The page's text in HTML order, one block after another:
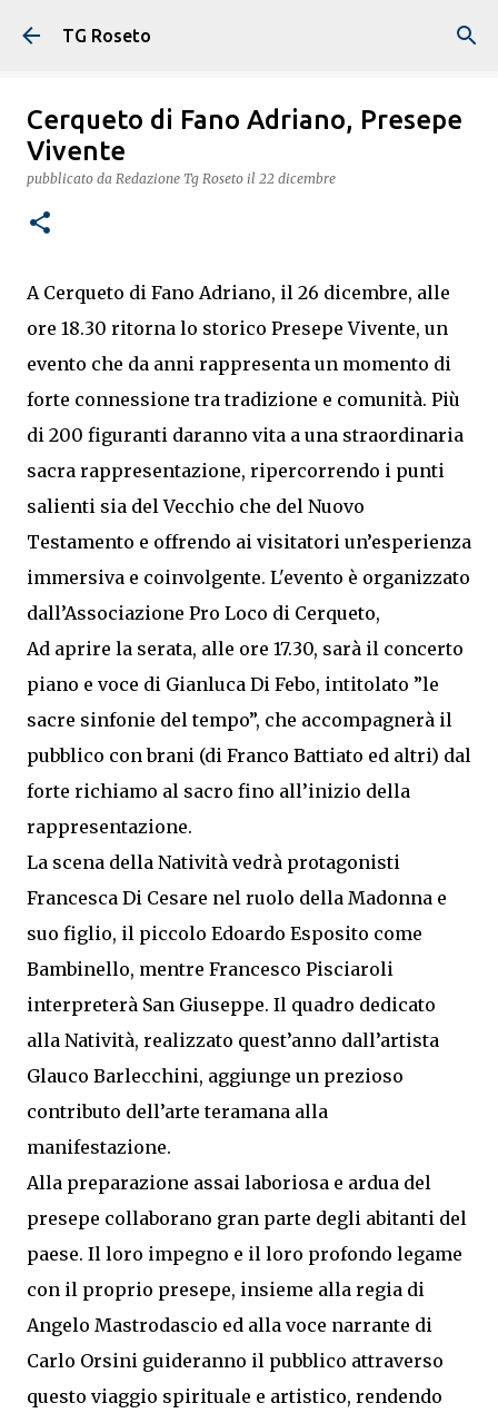
Passa ai contenuti principali
TG Roseto
Cerqueto di Fano Adriano, Presepe
Vivente
pubblicato da Redazione Tg Roseto il 22 dicembre
A Cerqueto di Fano Adriano, il 26 dicembre, alle
ore 18.30 ritorna lo storico Presepe Vivente, un
evento che da anni rappresenta un momento di
forte connessione tra tradizione e comunità. Più
di 200 figuranti daranno vita a una straordinaria
sacra rappresentazione, ripercorrendo i punti
salienti sia del Vecchio che del Nuovo
Testamento e offrendo ai visitatori un’esperienza
immersiva e coinvolgente. L'evento è organizzato
dall’Associazione Pro Loco di Cerqueto,
Ad aprire la serata, alle ore 17.30, sarà il concerto
piano e voce di Gianluca Di Febo, intitolato ”le
sacre sinfonie del tempo”, che accompagnerà il
pubblico con brani (di Franco Battiato ed altri) dal
forte richiamo al sacro fino all’inizio della
rappresentazione.
La scena della Natività vedrà protagonisti
Francesca Di Cesare nel ruolo della Madonna e
suo figlio, il piccolo Edoardo Esposito come
Bambinello, mentre Francesco Pisciaroli
interpreterà San Giuseppe. Il quadro dedicato
alla Natività, realizzato quest’anno dall’artista
Glauco Barlecchini, aggiunge un prezioso
contributo dell’arte teramana alla
manifestazione.
Alla preparazione assai laboriosa e ardua del
presepe collaborano gran parte degli abitanti del
paese. Il loro impegno e il loro profondo legame
con il proprio presepe, insieme alla regia di
Angelo Mastrodascio ed alla voce narrante di
Carlo Orsini guideranno il pubblico attraverso
questo viaggio spirituale e artistico, rendendo